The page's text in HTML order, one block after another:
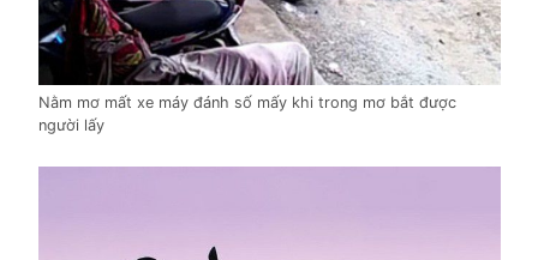
Nằm mơ mất xe máy đánh số mấy khi trong mơ bắt được
người lấy